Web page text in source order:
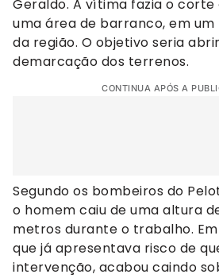
Geraldo. A vítima fazia o
uma área de barranco, em
da região. O objetivo seria
demarcação dos terrenos.
CONTINUA APÓS A
Segundo os bombeiros do
o homem caiu de uma altura
metros durante o trabalho.
que já apresentava risco de
intervenção, acabou caindo